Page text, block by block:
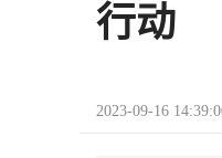
行动
2023-09-16